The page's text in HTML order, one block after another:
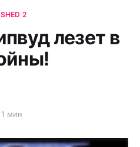
2
лезет в
1 мин